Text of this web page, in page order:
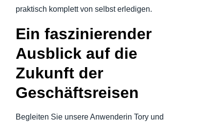
Finland (English)
Belgium (English)
España (Español)
praktisch komplett von selbst erledigen.
Ein faszinierender
Ausblick auf die
Zukunft der
Geschäftsreisen
Begleiten Sie unsere Anwenderin Tory und